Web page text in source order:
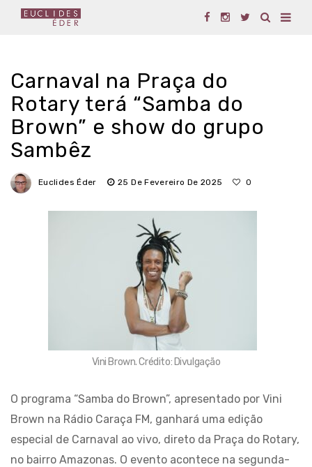
Carnaval na Praça do
Rotary terá “Samba do
Brown” e show do grupo
Sambêz
Euclides Éder 25 De Fevereiro De 2025 0
Vini Brown. Crédito: Divulgação
O programa “Samba do Brown”, apresentado por Vini
Brown na Rádio Caraça FM, ganhará uma edição
especial de Carnaval ao vivo, direto da Praça do Rotary,
no bairro Amazonas. O evento acontece na segunda-